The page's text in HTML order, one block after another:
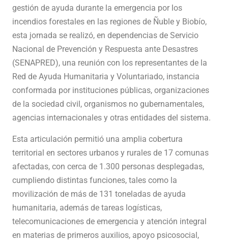
gestión de ayuda durante la emergencia por los
incendios forestales en las regiones de Ñuble y Biobío,
esta jornada se realizó, en dependencias de Servicio
Nacional de Prevención y Respuesta ante Desastres
(SENAPRED), una reunión con los representantes de la
Red de Ayuda Humanitaria y Voluntariado, instancia
conformada por instituciones públicas, organizaciones
de la sociedad civil, organismos no gubernamentales,
agencias internacionales y otras entidades del sistema.
Esta articulación permitió una amplia cobertura
territorial en sectores urbanos y rurales de 17 comunas
afectadas, con cerca de 1.300 personas desplegadas,
cumpliendo distintas funciones, tales como la
movilización de más de 131 toneladas de ayuda
humanitaria, además de tareas logísticas,
telecomunicaciones de emergencia y atención integral
en materias de primeros auxilios, apoyo psicosocial,